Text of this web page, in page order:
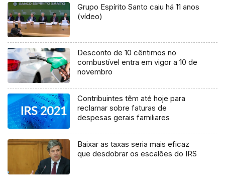
Grupo Espírito Santo caiu há 11 anos
(vídeo)
Desconto de 10 cêntimos no
combustível entra em vigor a 10 de
novembro
Contribuintes têm até hoje para
reclamar sobre faturas de
despesas gerais familiares
Baixar as taxas seria mais eficaz
que desdobrar os escalões do IRS